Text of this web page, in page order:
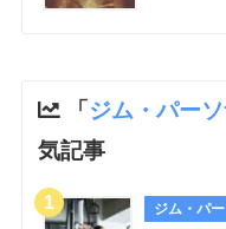
「ジム・パー
気記事
ジム・パ